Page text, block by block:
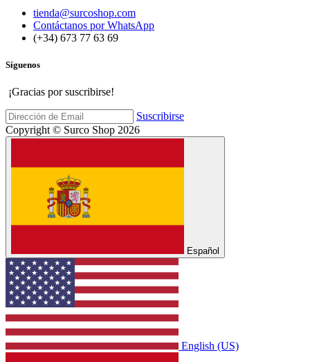
tienda@surcoshop.com
Contáctanos por WhatsApp
(+34) 673 77 63 69
Síguenos
¡Gracias por suscribirse!
Suscribirse
Copyright © Surco Shop 2026
Español
English (US)